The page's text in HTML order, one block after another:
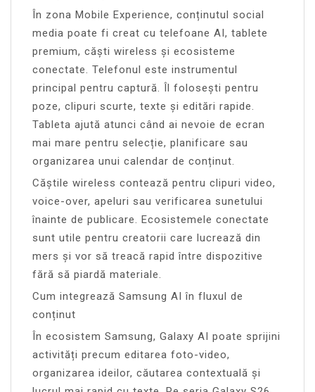
În zona Mobile Experience, conținutul social
media poate fi creat cu telefoane AI, tablete
premium, căști wireless și ecosisteme
conectate. Telefonul este instrumentul
principal pentru captură. Îl folosești pentru
poze, clipuri scurte, texte și editări rapide.
Tableta ajută atunci când ai nevoie de ecran
mai mare pentru selecție, planificare sau
organizarea unui calendar de conținut.
Căștile wireless contează pentru clipuri video,
voice-over, apeluri sau verificarea sunetului
înainte de publicare. Ecosistemele conectate
sunt utile pentru creatorii care lucrează din
mers și vor să treacă rapid între dispozitive
fără să piardă materiale.
Cum integrează Samsung AI în fluxul de
conținut
În ecosistem Samsung, Galaxy AI poate sprijini
activități precum editarea foto-video,
organizarea ideilor, căutarea contextuală și